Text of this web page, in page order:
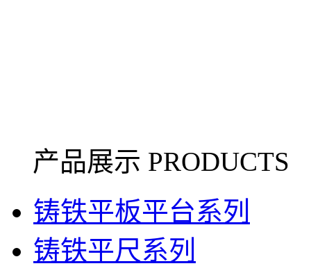
产品展示 PRODUCTS
铸铁平板平台系列
铸铁平尺系列